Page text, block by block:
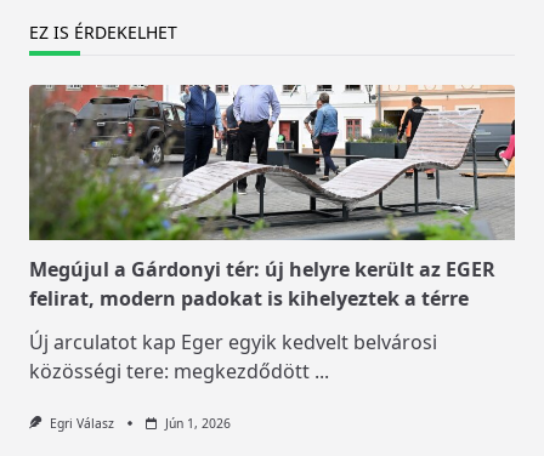
EZ IS ÉRDEKELHET
Megújul a Gárdonyi tér: új helyre került az EGER
felirat, modern padokat is kihelyeztek a térre
Új arculatot kap Eger egyik kedvelt belvárosi
közösségi tere: megkezdődött ...
Egri Válasz Jún 1, 2026